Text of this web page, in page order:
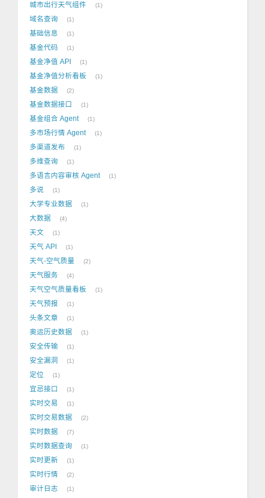
城市出行天气组件 1
域名查询 1
基础信息 1
基金代码 1
基金净值 API 1
基金净值分析看板 1
基金数据 2
基金数据接口 1
基金组合 Agent 1
多市场行情 Agent 1
多渠道发布 1
多维查询 1
多语言内容审核 Agent 1
多说 1
大学专业数据 1
大数据 4
天文 1
天气 API 1
天气-空气质量 2
天气服务 4
天气空气质量看板 1
天气预报 1
头条文章 1
奥运历史数据 1
安全传输 1
安全漏洞 1
定位 1
宜忌接口 1
实时交易 1
实时交易数据 2
实时数据 7
实时数据查询 1
实时更新 1
实时行情 2
审计日志 1